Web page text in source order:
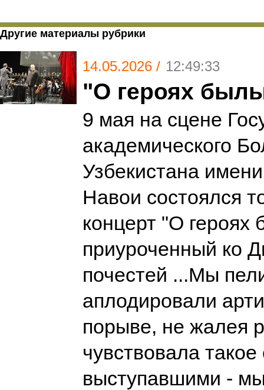
Другие материалы рубрики
14.05.2026 / 12:49:33
"О героях
9 мая на сцене
академического
Узбекистана
Навои состоялся
концерт "О
приуроченный ко
почестей ...Мы
аплодировали
порыве, не жалея
чувствовала
выступавшими -